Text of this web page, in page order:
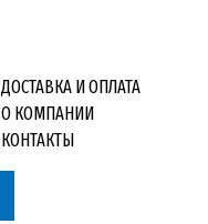
ДОСТАВКА И ОПЛАТА
О КОМПАНИИ
КОНТАКТЫ